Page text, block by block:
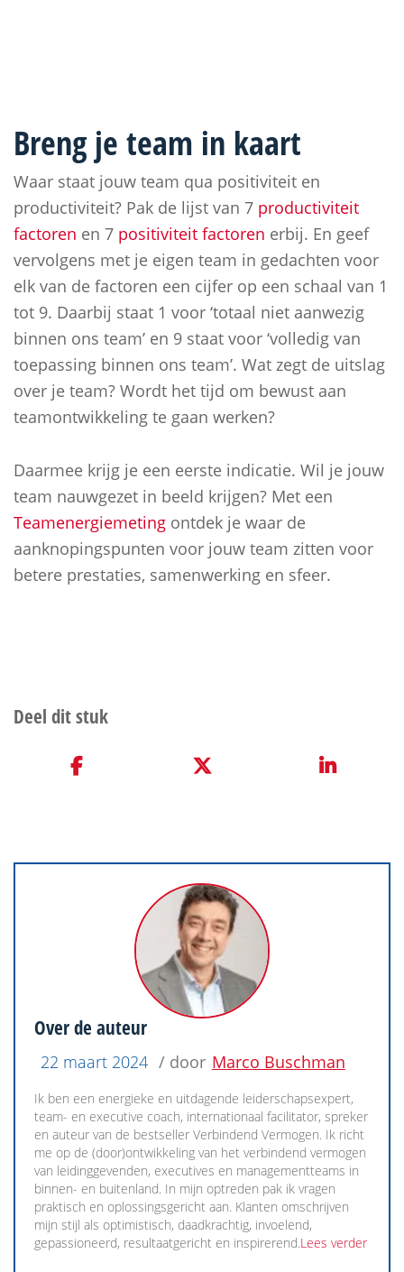
Breng je team in kaart
Waar staat jouw team qua positiviteit en
productiviteit? Pak de lijst van 7 productiviteit
factoren en 7 positiviteit factoren erbij. En geef
vervolgens met je eigen team in gedachten voor
elk van de factoren een cijfer op een schaal van 1
tot 9. Daarbij staat 1 voor ‘totaal niet aanwezig
binnen ons team’ en 9 staat voor ‘volledig van
toepassing binnen ons team’. Wat zegt de uitslag
over je team? Wordt het tijd om bewust aan
teamontwikkeling te gaan werken?
Daarmee krijg je een eerste indicatie. Wil je jouw
team nauwgezet in beeld krijgen? Met een
Teamenergiemeting ontdek je waar de
aanknopingspunten voor jouw team zitten voor
betere prestaties, samenwerking en sfeer.
Over de auteur
22 maart 2024 / door Marco Buschman
Ik ben een energieke en uitdagende leiderschapsexpert,
team- en executive coach, internationaal facilitator, spreker
en auteur van de bestseller Verbindend Vermogen. Ik richt
me op de (door)ontwikkeling van het verbindend vermogen
van leidinggevenden, executives en managementteams in
binnen- en buitenland. In mijn optreden pak ik vragen
praktisch en oplossingsgericht aan. Klanten omschrijven
mijn stijl als optimistisch, daadkrachtig, invoelend,
gepassioneerd, resultaatgericht en inspirerend.Lees verder